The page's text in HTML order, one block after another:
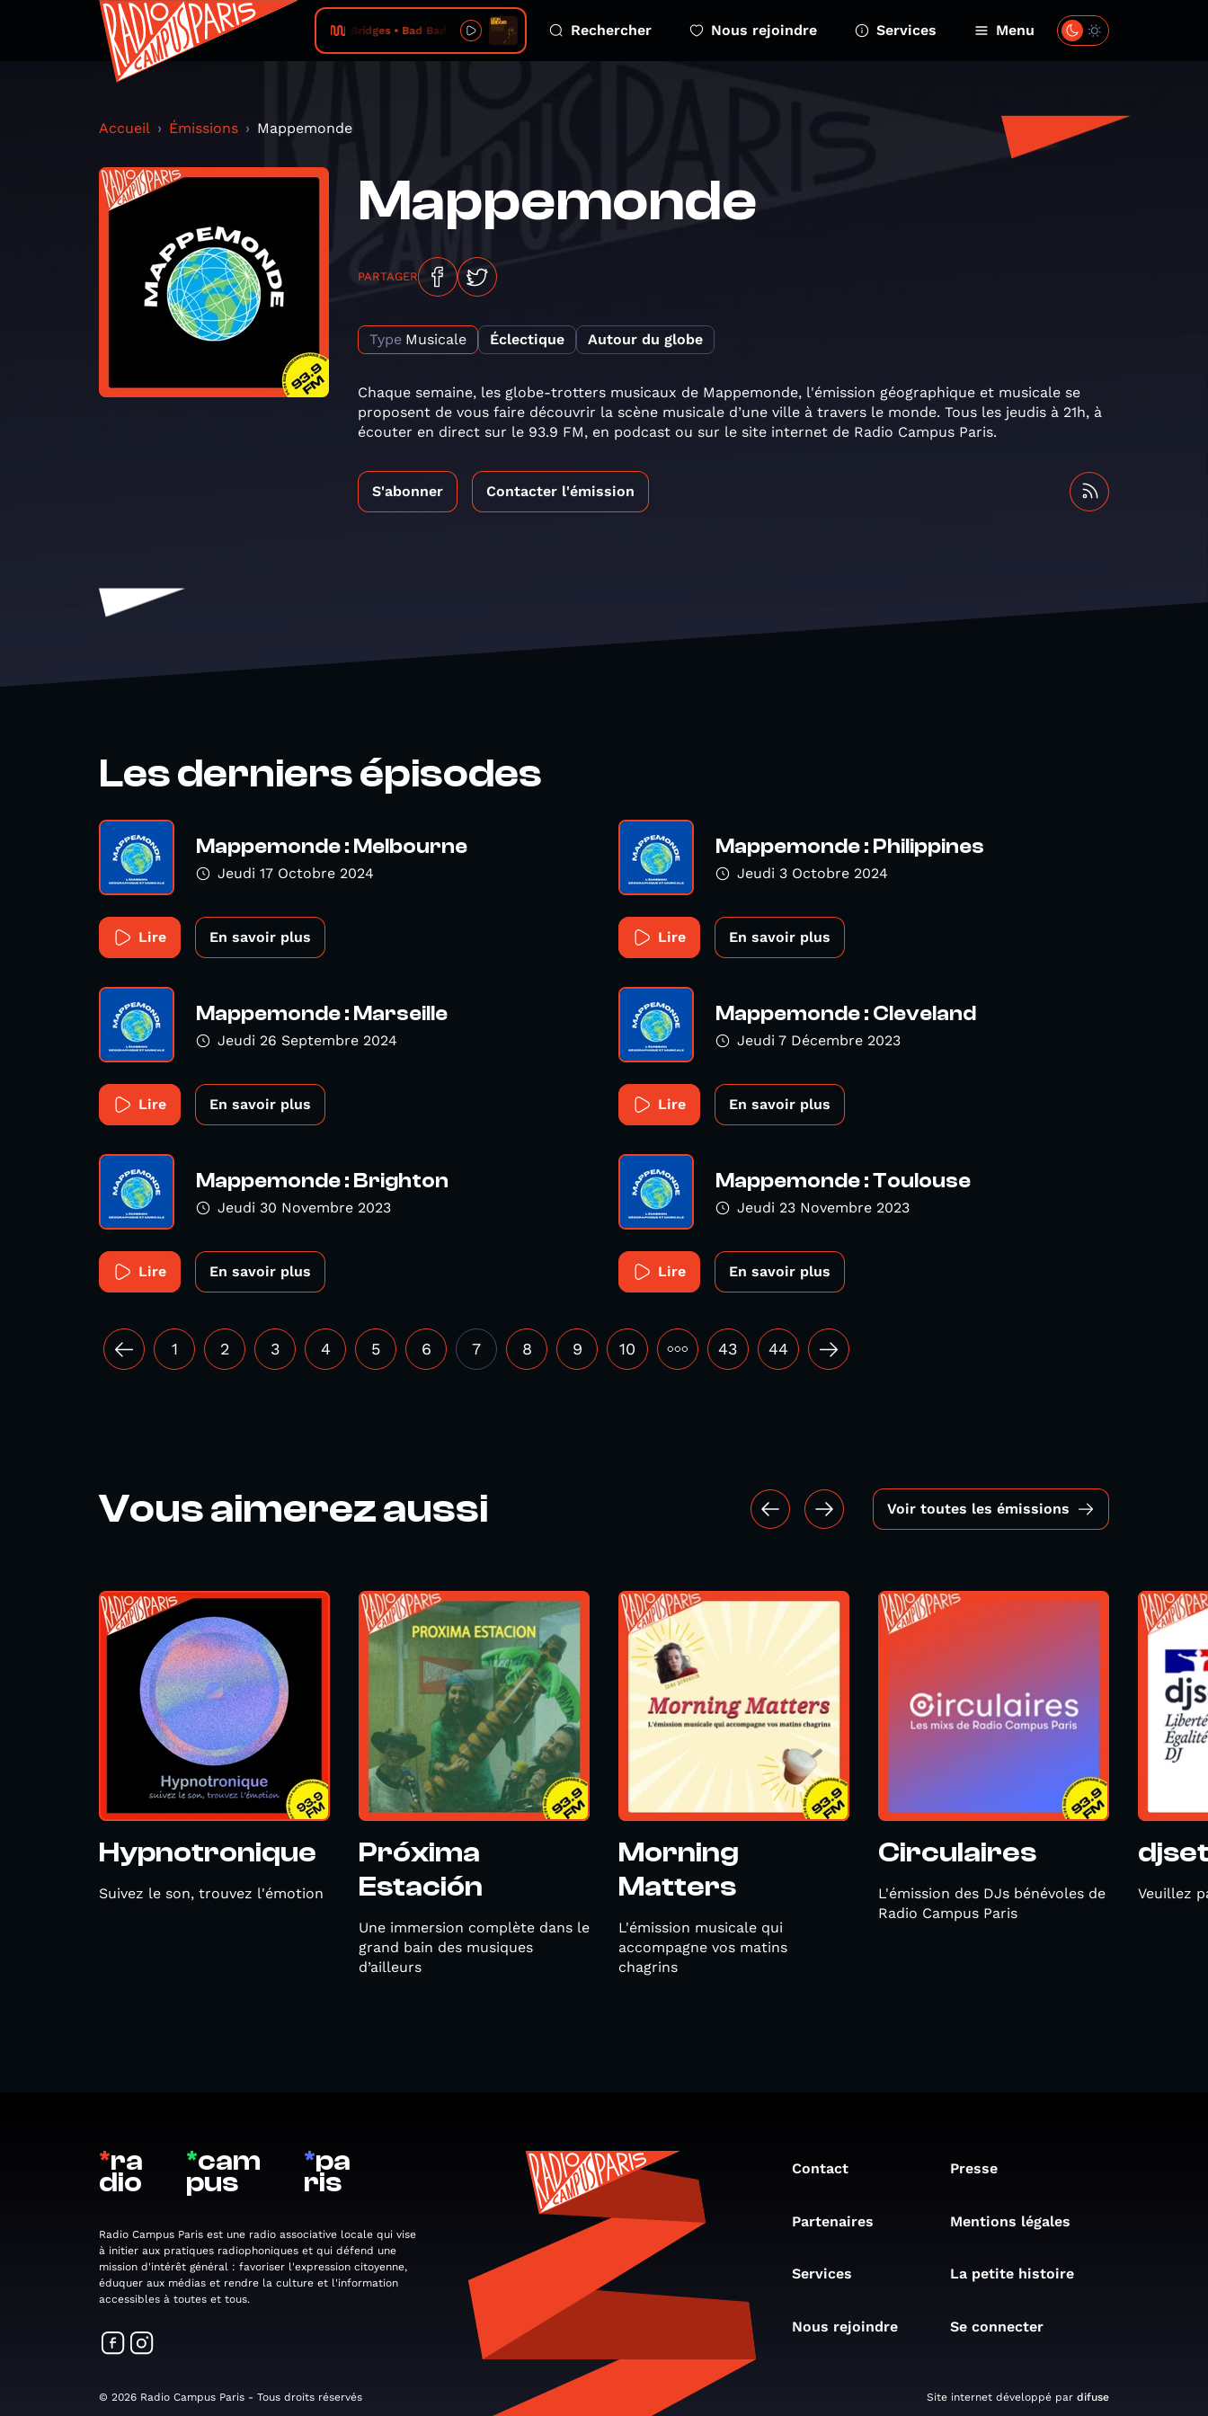
Leon Bridges • Bad Bad News Rechercher Nous rejoindre Services Menu
Accueil Émissions Mappemonde
Mappemonde
PARTAGER
Type Musicale Éclectique Autour du globe
Chaque semaine, les globe-trotters musicaux de Mappemonde, l'émission géographique et musicale se
proposent de vous faire découvrir la scène musicale d’une ville à travers le monde. Tous les jeudis à 21h, à
écouter en direct sur le 93.9 FM, en podcast ou sur le site internet de Radio Campus Paris.
S'abonner Contacter l'émission
Les derniers épisodes
Mappemonde : Melbourne
Jeudi 17 Octobre 2024
Lire En savoir plus
Mappemonde : Philippines
Jeudi 3 Octobre 2024
Lire En savoir plus
Mappemonde : Marseille
Jeudi 26 Septembre 2024
Lire En savoir plus
Mappemonde : Cleveland
Jeudi 7 Décembre 2023
Lire En savoir plus
Mappemonde : Brighton
Jeudi 30 Novembre 2023
Lire En savoir plus
Mappemonde : Toulouse
Jeudi 23 Novembre 2023
Lire En savoir plus
1 2 3 4 5 6 7 8 9 10 ••• 43 44
Vous aimerez aussi Voir toutes les émissions
Hypnotronique
Suivez le son, trouvez l'émotion
Próxima
Estación
Une immersion complète dans le
grand bain des musiques
d’ailleurs
Morning
Matters
L'émission musicale qui
accompagne vos matins
chagrins
Circulaires
L'émission des DJs bénévoles de
Radio Campus Paris
Veuillez
*ra
dio
*cam
pus
*pa
ris
Radio Campus Paris est une radio associative locale qui vise
à initier aux pratiques radiophoniques et qui défend une
mission d'intérêt général : favoriser l'expression citoyenne,
éduquer aux médias et rendre la culture et l'information
accessibles à toutes et tous.
Contact Presse
Partenaires Mentions légales
Services La petite histoire
Nous rejoindre Se connecter
© 2026 Radio Campus Paris - Tous droits réservés Site internet développé par difuse